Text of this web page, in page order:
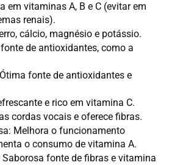
em vitaminas A, B e C (evitar em
renais).
cálcio, magnésio e potássio.
de antioxidantes, como a
fonte de antioxidantes e
e rico em vitamina C.
cordas vocais e oferece fibras.
Melhora o funcionamento
o consumo de vitamina A.
Saborosa fonte de fibras e vitamina